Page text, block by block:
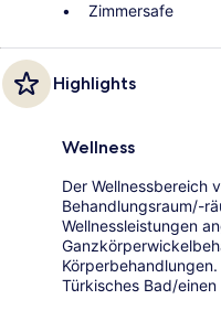
Zimmersafe
Highlights
Wellness
Der Wellnessbereich
Behandlungsraum/-
Wellnessleistungen
Türkisches Bad/einen